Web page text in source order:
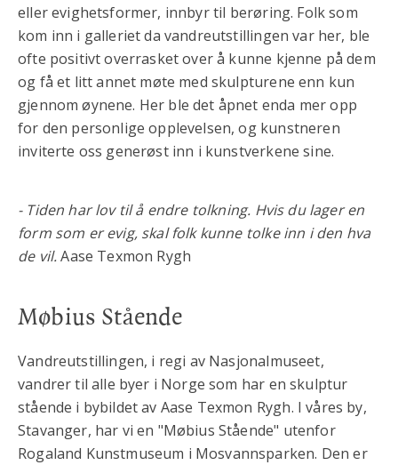
eller evighetsformer, innbyr til berøring. Folk som
kom inn i galleriet da vandreutstillingen var her, ble
ofte positivt overrasket over å kunne kjenne på dem
og få et litt annet møte med skulpturene enn kun
gjennom øynene. Her ble det åpnet enda mer opp
for den personlige opplevelsen, og kunstneren
inviterte oss generøst inn i kunstverkene sine.
- Tiden har lov til å endre tolkning. Hvis du lager en
form som er evig, skal folk kunne tolke inn i den hva
de vil.Aase Texmon Rygh
Møbius Stående
Vandreutstillingen, i regi av Nasjonalmuseet,
vandrer til alle byer i Norge som har en skulptur
stående i bybildet av Aase Texmon Rygh. I våres by,
Stavanger, har vi en "Møbius Stående" utenfor
Rogaland Kunstmuseum i Mosvannsparken. Den er